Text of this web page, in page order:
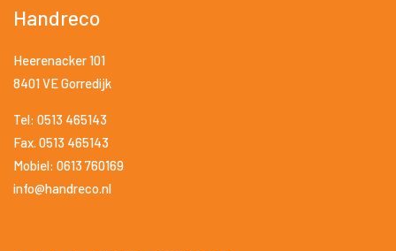
Handreco
Heerenacker 101
8401 VE Gorredijk
Tel: 0513 465143
Fax. 0513 465143
Mobiel: 0613 760169
info@handreco.nl